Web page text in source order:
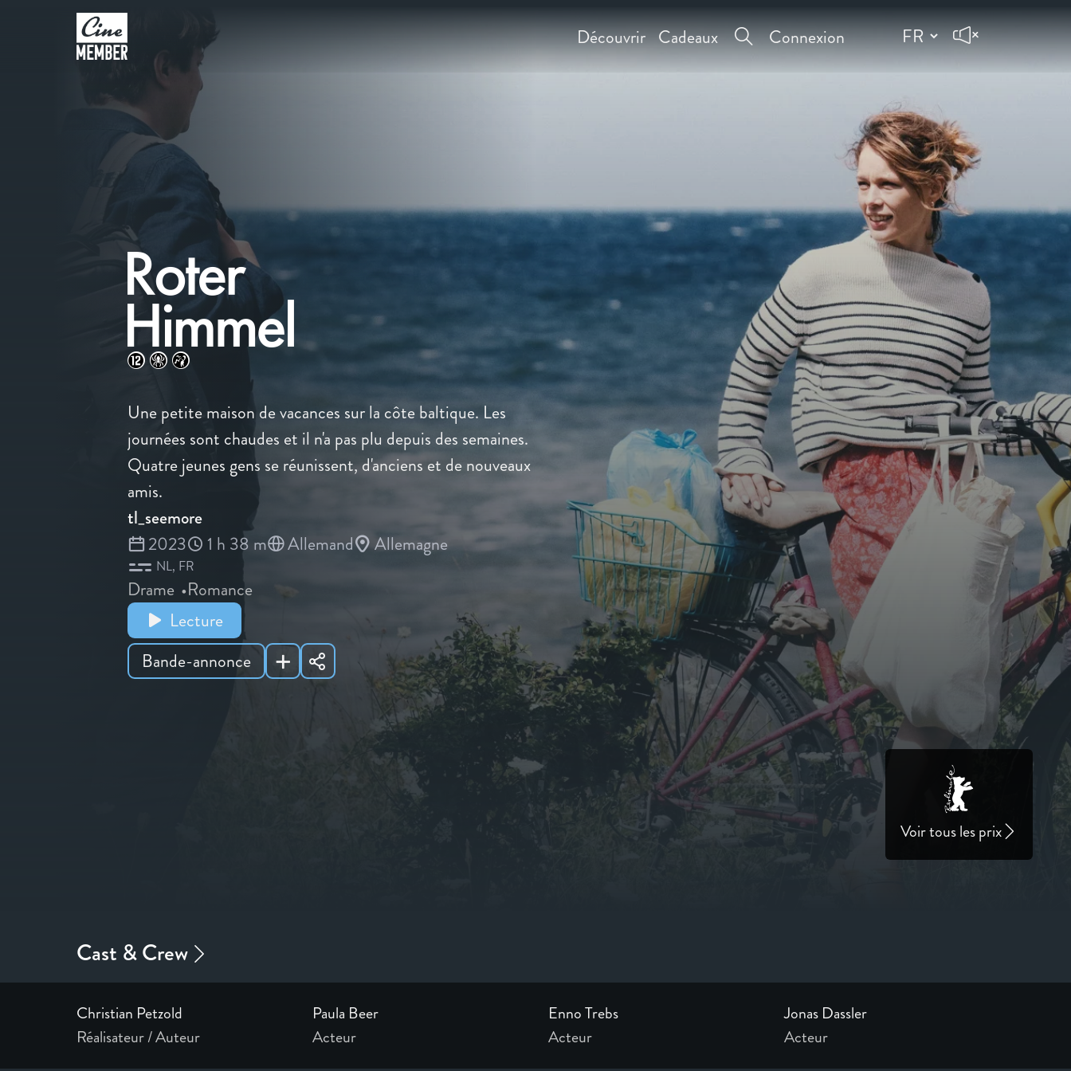
Découvrir Cadeaux Connexion
Une petite maison de vacances sur la côte baltique. Les
journées sont chaudes et il n'a pas plu depuis des semaines.
Quatre jeunes gens se réunissent, d'anciens et de nouveaux
amis.
tl_seemore
2023
1 h 38 m Allemand Allemagne
NL FR
Drame
Romance
Lecture
Bande-annonce
Voir tous les prix
Christian Petzold
Réalisateur / Auteur
Paula Beer
Acteur
Enno Trebs
Acteur
Jonas Dassler
Acteur